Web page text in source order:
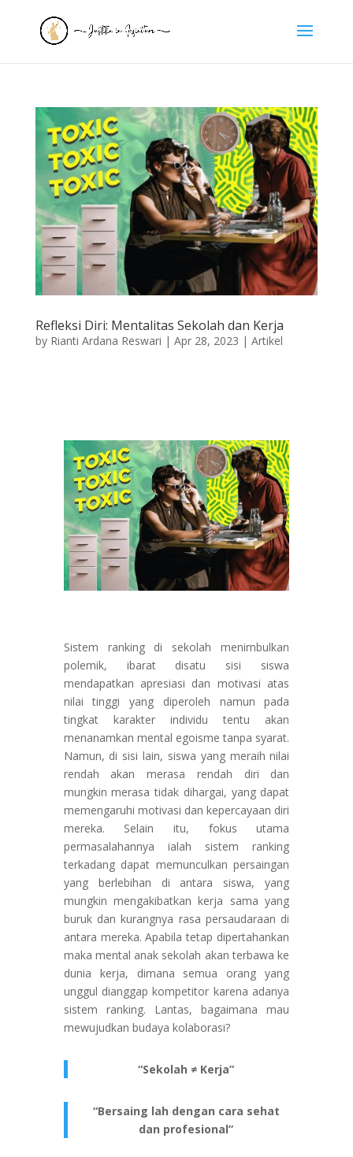
Refleksi Diri: Mentalitas Sekolah dan Kerja
by Rianti Ardana Reswari | Apr 28, 2023 | Artikel
Sistem ranking di sekolah menimbulkan
polemik, ibarat disatu sisi siswa
mendapatkan apresiasi dan motivasi atas
nilai tinggi yang diperoleh namun pada
tingkat karakter individu tentu akan
menanamkan mental egoisme tanpa syarat.
Namun, di sisi lain, siswa yang meraih nilai
rendah akan merasa rendah diri dan
mungkin merasa tidak dihargai, yang dapat
memengaruhi motivasi dan kepercayaan diri
mereka. Selain itu, fokus utama
permasalahannya ialah sistem ranking
terkadang dapat memunculkan persaingan
yang berlebihan di antara siswa, yang
mungkin mengakibatkan kerja sama yang
buruk dan kurangnya rasa persaudaraan di
antara mereka. Apabila tetap dipertahankan
maka mental anak sekolah akan terbawa ke
dunia kerja, dimana semua orang yang
unggul dianggap kompetitor karena adanya
sistem ranking. Lantas, bagaimana mau
mewujudkan budaya kolaborasi?
“Sekolah ≠ Kerja”
“Bersaing lah dengan cara sehat
dan profesional”